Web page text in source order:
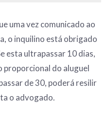
uma vez comunicado ao
o inquilino está obrigado
esta ultrapassar 10 dias,
do aluguel
de 30, poderá resilir
o advogado.